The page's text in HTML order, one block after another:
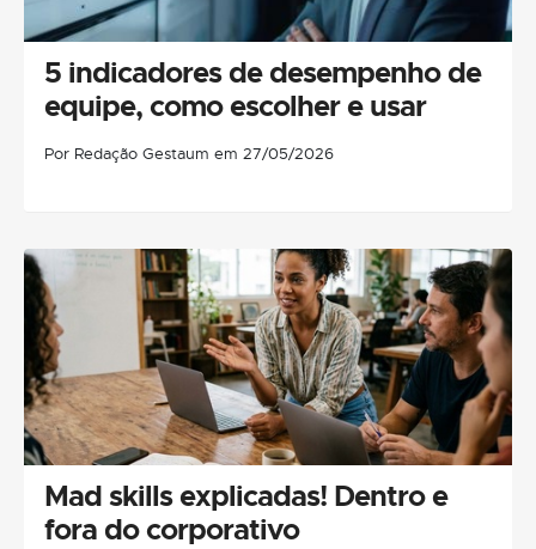
5 indicadores de desempenho de
equipe, como escolher e usar
Por Redação Gestaum em 27/05/2026
Mad skills explicadas! Dentro e
fora do corporativo